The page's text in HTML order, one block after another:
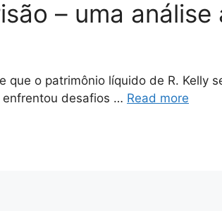
– uma
que o patrimônio líquido de R. Kelly
enfrentou desafios … Read more